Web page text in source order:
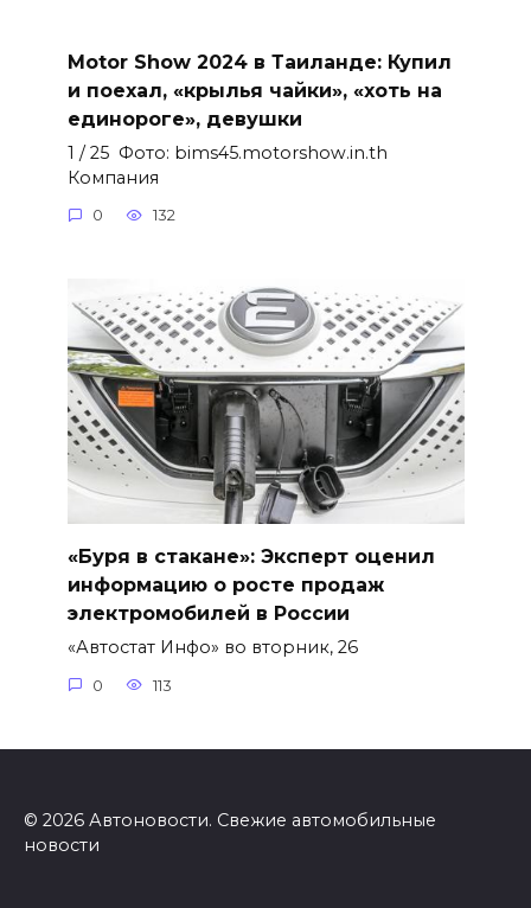
Motor Show 2024 в Таиланде: Купил
и поехал, «крылья чайки», «хоть на
единороге», девушки
1 / 25 Фото: bims45.motorshow.in.th
Компания
0 132
«Буря в стакане»: Эксперт оценил
информацию о росте продаж
электромобилей в России
«Автостат Инфо» во вторник, 26
0 113
© 2026 Автоновости. Свежие автомобильные
новости